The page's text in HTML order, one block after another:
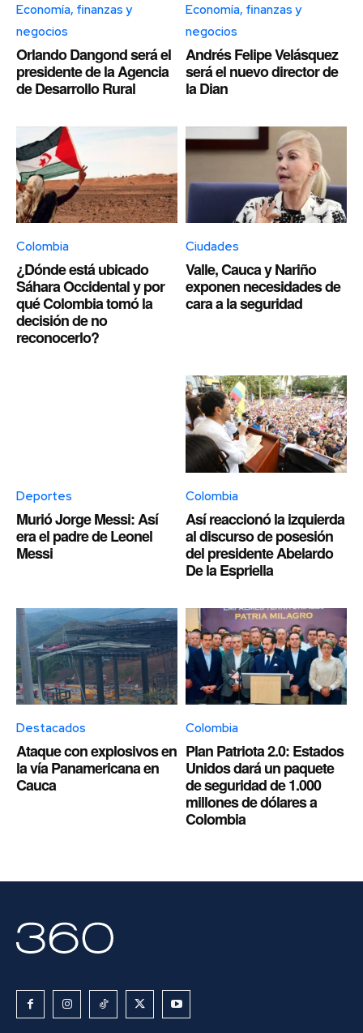
Economía, finanzas y
negocios
Orlando Dangond será el
presidente de la Agencia
de Desarrollo Rural
Economía, finanzas y
negocios
Andrés Felipe Velásquez
será el nuevo director de
la Dian
Colombia
¿Dónde está ubicado
Sáhara Occidental y por
qué Colombia tomó la
decisión de no
reconocerlo?
Ciudades
Valle, Cauca y Nariño
exponen necesidades de
cara a la seguridad
Deportes
Murió Jorge Messi: Así
era el padre de Leonel
Messi
Colombia
Así reaccionó la izquierda
al discurso de posesión
del presidente Abelardo
De la Espriella
Destacados
Ataque con explosivos en
la vía Panamericana en
Cauca
Colombia
Plan Patriota 2.0: Estados
Unidos dará un paquete
de seguridad de 1.000
millones de dólares a
Colombia